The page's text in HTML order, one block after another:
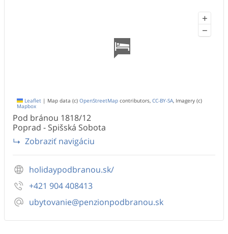
+
−
Leaflet | Map data (c) OpenStreetMap contributors, CC-BY-SA, Imagery (c)
Mapbox
Pod bránou 1818/12
Poprad - Spišská Sobota
Zobraziť navigáciu
holidaypodbranou.sk/
+421 904 408413
ubytovanie@penzionpodbranou.sk